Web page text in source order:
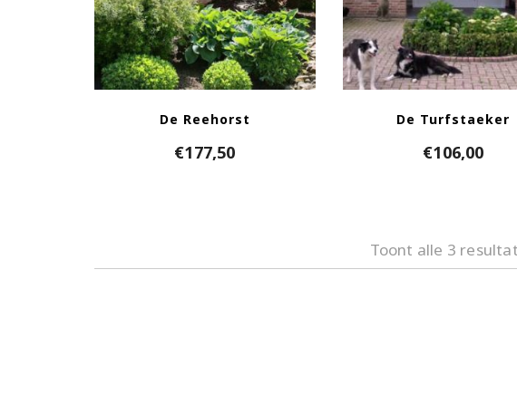
De Reehorst
€177,50
De Turfstaeker
€106,00
Toont alle 3